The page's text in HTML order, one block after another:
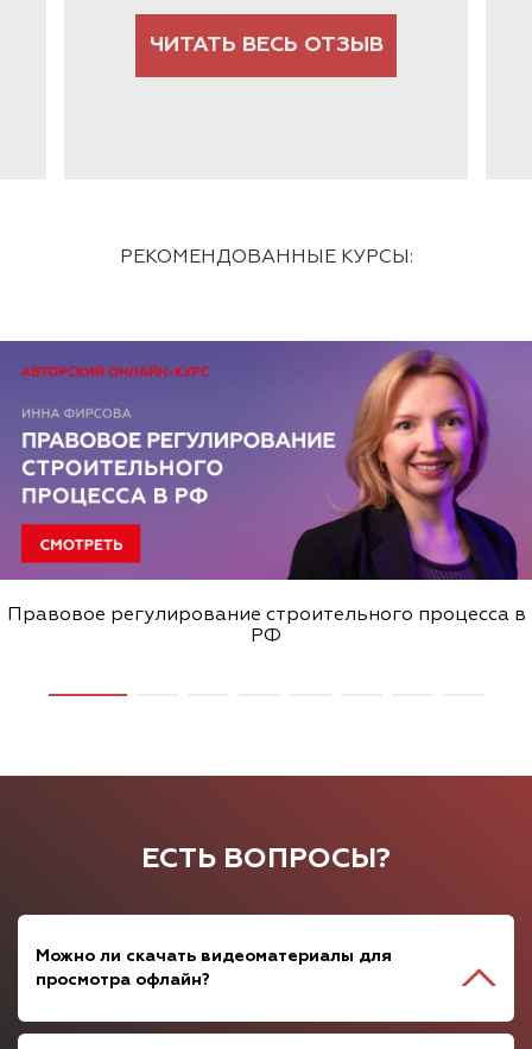
ЧИТАТЬ ВЕСЬ ОТЗЫВ
РЕКОМЕНДОВАННЫЕ КУРСЫ:
Правовое регулирование строительного процесса в
РФ
ЕСТЬ ВОПРОСЫ?
Можно ли скачать видеоматериалы для
просмотра офлайн?